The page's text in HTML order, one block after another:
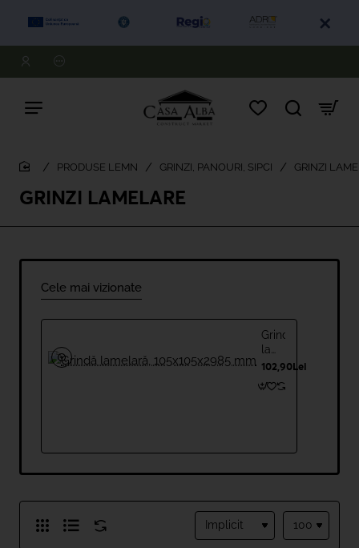
GRINZI LAMELARE
PRODUSE LEMN GRINZI, PANOURI, SIPCI GRINZI
Cele mai vizionate
Grindă
lamelară,
105x105x2985
102,90Lei